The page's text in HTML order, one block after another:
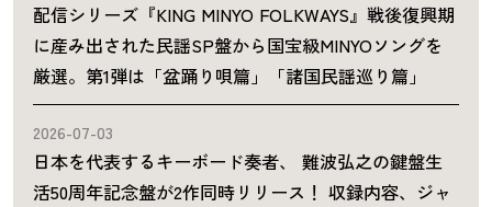
配信シリーズ『KING MINYO FOLKWAYS』戦後復興期
に産み出された民謡SP盤から国宝級MINYOソングを
厳選。第1弾は「盆踊り唄篇」「諸国民謡巡り篇」
2026-07-03
日本を代表するキーボード奏者、 難波弘之の鍵盤生
活50周年記念盤が2作同時リリース！ 収録内容、ジャ